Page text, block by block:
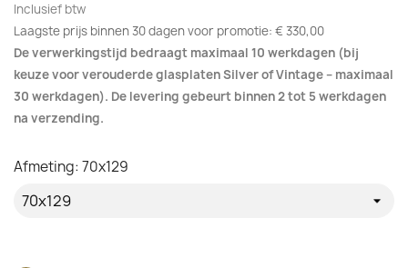
Inclusief btw
Laagste prijs binnen 30 dagen voor promotie: € 330,00
De verwerkingstijd bedraagt maximaal 10 werkdagen (bij
keuze voor verouderde glasplaten Silver of Vintage – maximaal
30 werkdagen). De levering gebeurt binnen 2 tot 5 werkdagen
na verzending.
Afmeting: 70x129